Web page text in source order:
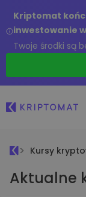
Kriptomat
inwestowanie
Twoje środki są
Kursy
Aktualne